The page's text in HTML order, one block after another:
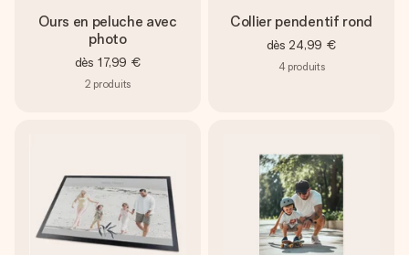
Ours en peluche avec
photo
dès 17,99 €
2 produits
Collier pendentif rond
dès 24,99 €
4 produits